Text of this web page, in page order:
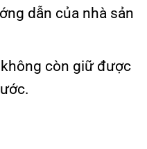
dẫn của nhà sản
còn giữ được